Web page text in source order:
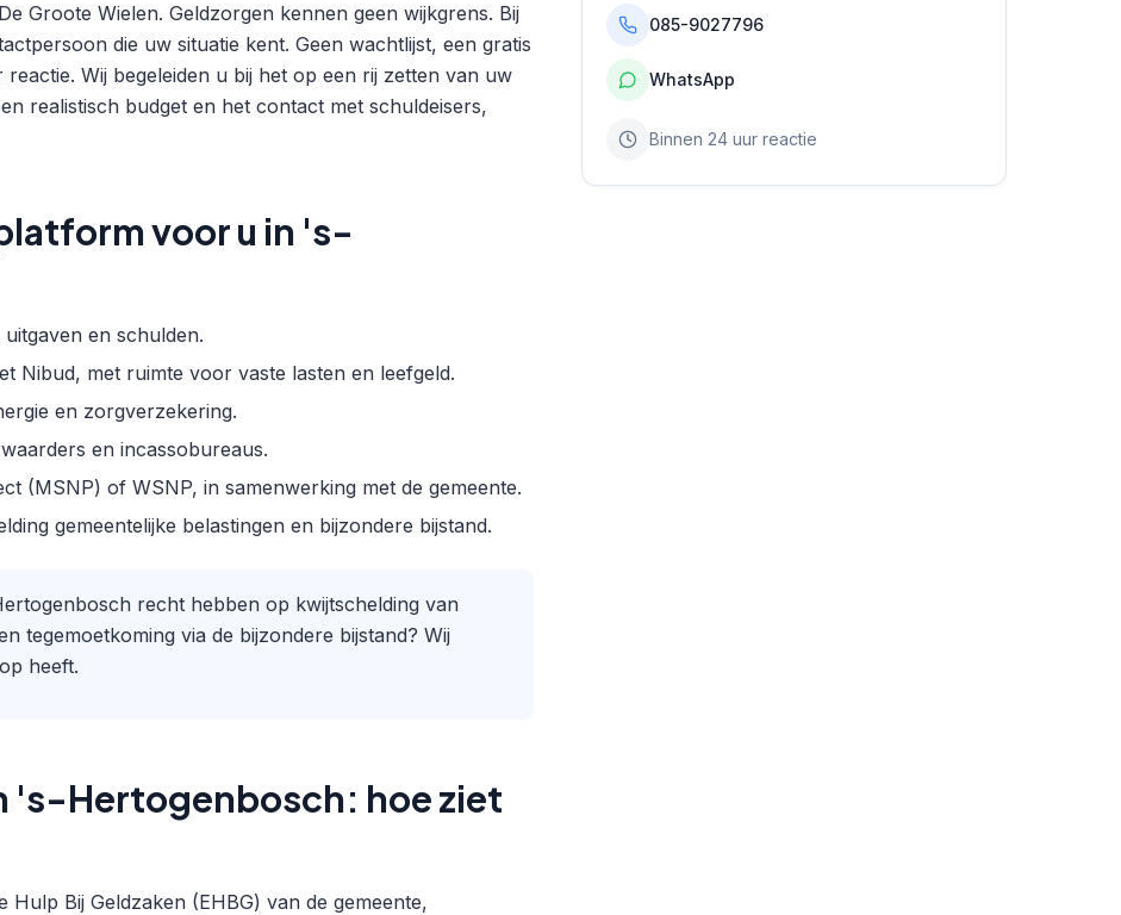
Groote Wielen. Geldzorgen kennen geen wijkgrens. Bij
die uw situatie kent. Geen wachtlijst, een gratis
Wij begeleiden u bij het op een rij zetten van uw
realistisch budget en het contact met schuldeisers,
voor u in 's-
en schulden.
Nibud, met ruimte voor vaste lasten en leefgeld.
en zorgverzekering.
en incassobureaus.
(MSNP) of WSNP, in samenwerking met de gemeente.
gemeentelijke belastingen en bijzondere bijstand.
recht hebben op kwijtschelding van
tegemoetkoming via de bijzondere bijstand? Wij
heeft.
's-Hertogenbosch: hoe ziet
Bij Geldzaken (EHBG) van de gemeente,
085-9027796
WhatsApp
Binnen 24 uur reactie